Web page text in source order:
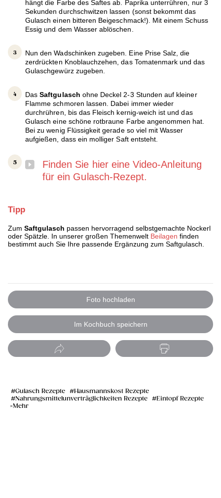
hängt die Farbe des Saftes ab. Paprika unterrühren, nur 3
Sekunden durchschwitzen lassen (sonst bekommt das
Gulasch einen bitteren Beigeschmack!). Mit einem Schuss
Essig und dem Wasser ablöschen.
Nun den Wadschinken zugeben. Eine Prise Salz, die
zerdrückten Knoblauchzehen, das Tomatenmark und das
Gulaschgewürz zugeben.
DasSaftgulasch ohne Deckel 2-3 Stunden auf kleiner
Flamme schmoren lassen. Dabei immer wieder
durchrühren, bis das Fleisch kernig-weich ist und das
Gulasch eine schöne rotbraune Farbe angenommen hat.
Bei zu wenig Flüssigkeit gerade so viel mit Wasser
aufgießen, dass ein molliger Saft entsteht.
Finden Sie hier eine Video-Anleitung
für ein Gulasch-Rezept.
Tipp
Zum Saftgulasch passen hervorragend selbstgemachte Nockerl
oder Spätzle. In unserer großen Themenwelt Beilagen finden
bestimmt auch Sie Ihre passende Ergänzung zum Saftgulasch.
Foto hochladen
Im Kochbuch speichern
Gulasch Rezepte
Hausmannskost Rezepte
Nahrungsmittelunverträglichkeiten Rezepte
Eintopf Rezepte
Mehr